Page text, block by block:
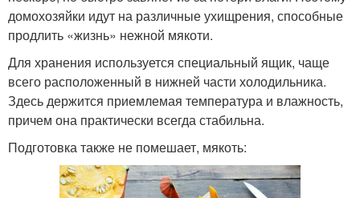
домохозяйки идут на различные ухищрения, способные
продлить «жизнь» нежной мякоти.
Для хранения используется специальный ящик, чаще
всего расположенный в нижней части холодильника.
Здесь держится приемлемая температура и влажность,
причем она практически всегда стабильна.
Подготовка также не помешает, мякоть: